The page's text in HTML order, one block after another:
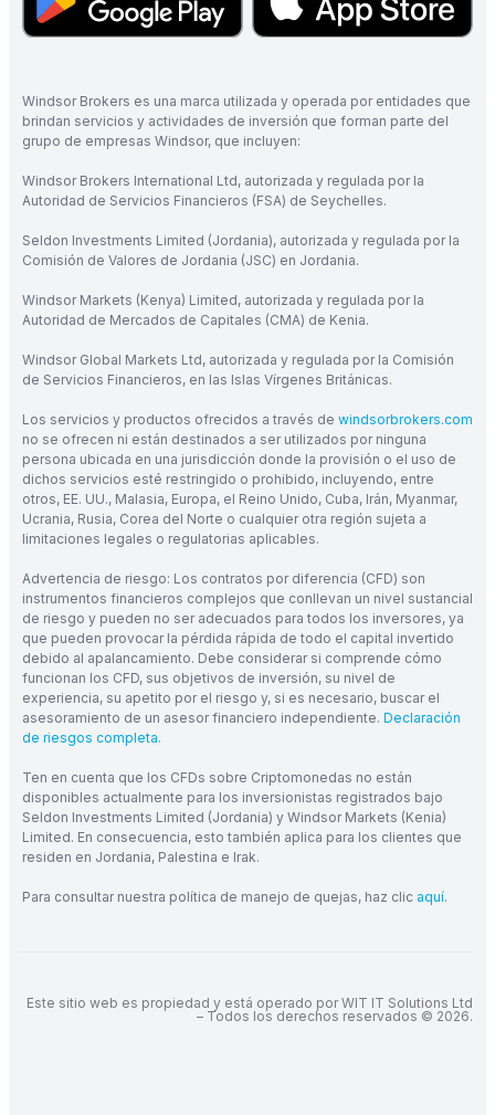
Windsor Brokers es una marca utilizada y operada por entidades que
brindan servicios y actividades de inversión que forman parte del
grupo de empresas Windsor, que incluyen:
Windsor Brokers International Ltd, autorizada y regulada por la
Autoridad de Servicios Financieros (FSA) de Seychelles.
Seldon Investments Limited (Jordania), autorizada y regulada por la
Comisión de Valores de Jordania (JSC) en Jordania.
Windsor Markets (Kenya) Limited, autorizada y regulada por la
Autoridad de Mercados de Capitales (CMA) de Kenia.
Windsor Global Markets Ltd, autorizada y regulada por la Comisión
de Servicios Financieros, en las Islas Vírgenes Británicas.
Los servicios y productos ofrecidos a través de windsorbrokers.com
no se ofrecen ni están destinados a ser utilizados por ninguna
persona ubicada en una jurisdicción donde la provisión o el uso de
dichos servicios esté restringido o prohibido, incluyendo, entre
otros, EE. UU., Malasia, Europa, el Reino Unido, Cuba, Irán, Myanmar,
Ucrania, Rusia, Corea del Norte o cualquier otra región sujeta a
limitaciones legales o regulatorias aplicables.
Advertencia de riesgo: Los contratos por diferencia (CFD) son
instrumentos financieros complejos que conllevan un nivel sustancial
de riesgo y pueden no ser adecuados para todos los inversores, ya
que pueden provocar la pérdida rápida de todo el capital invertido
debido al apalancamiento. Debe considerar si comprende cómo
funcionan los CFD, sus objetivos de inversión, su nivel de
experiencia, su apetito por el riesgo y, si es necesario, buscar el
asesoramiento de un asesor financiero independiente. Declaración
de riesgos completa.
Ten en cuenta que los CFDs sobre Criptomonedas no están
disponibles actualmente para los inversionistas registrados bajo
Seldon Investments Limited (Jordania) y Windsor Markets (Kenia)
Limited. En consecuencia, esto también aplica para los clientes que
residen en Jordania, Palestina e Irak.
Para consultar nuestra política de manejo de quejas, haz clic aquí.
Este sitio web es propiedad y está operado por WIT IT Solutions Ltd
– Todos los derechos reservados © 2026.